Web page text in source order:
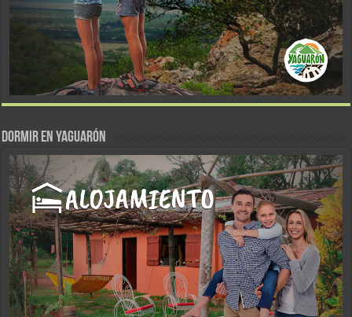
DORMIR EN YAGUARÓN